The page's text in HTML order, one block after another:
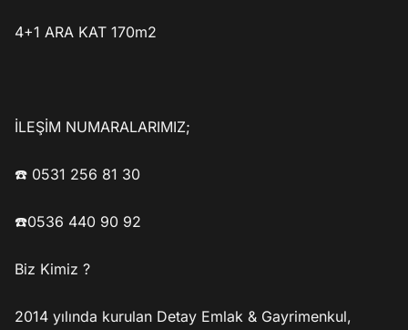
4+1 ARA KAT 170m2
İLEŞİM NUMARALARIMIZ;
☎️ 0531 256 81 30
☎️0536 440 90 92
Biz Kimiz ?
2014 yılında kurulan Detay Emlak & Gayrimenkul,